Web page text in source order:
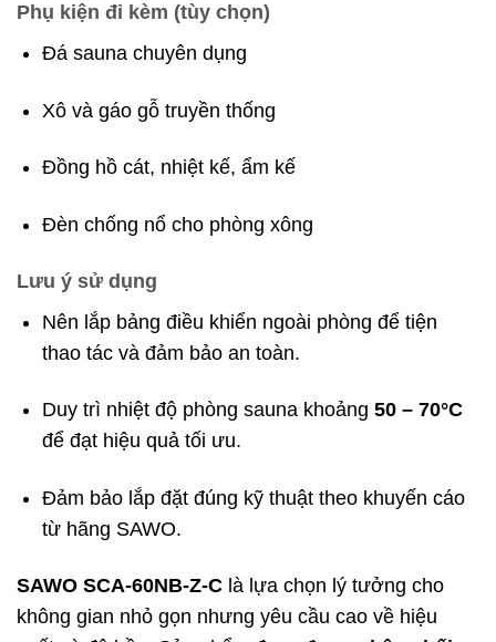
Phụ kiện đi kèm (tùy chọn)
Đá sauna chuyên dụng
Xô và gáo gỗ truyền thống
Đồng hồ cát, nhiệt kế, ẩm kế
Đèn chống nổ cho phòng xông
Lưu ý sử dụng
Nên lắp bảng điều khiển ngoài phòng để tiện
thao tác và đảm bảo an toàn.
Duy trì nhiệt độ phòng sauna khoảng50 – 70°C
để đạt hiệu quả tối ưu.
Đảm bảo lắp đặt đúng kỹ thuật theo khuyến cáo
từ hãng SAWO.
SAWO SCA-60NB-Z-C là lựa chọn lý tưởng cho
không gian nhỏ gọn nhưng yêu cầu cao về hiệu